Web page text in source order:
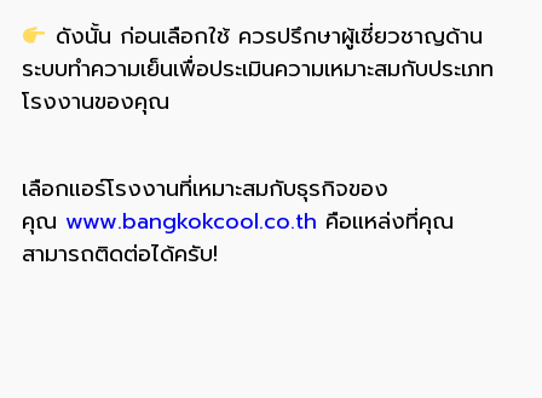
ดังนั้น ก่อนเลือกใช้ ควรปรึกษาผู้เชี่ยวชาญด้าน
ระบบทำความเย็นเพื่อประเมินความเหมาะสมกับประเภท
โรงงานของคุณ
เลือกแอร์โรงงานที่เหมาะสมกับธุรกิจของ
คุณ www.bangkokcool.co.th คือแหล่งที่คุณ
สามารถติดต่อได้ครับ!